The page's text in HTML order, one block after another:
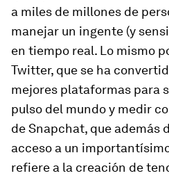
a miles de millones de
manejar un ingente (y
en tiempo real. Lo mismo
Twitter, que se ha
mejores plataformas para
pulso del mundo y medir
de Snapchat, que además
acceso a un
refiere a la creación de